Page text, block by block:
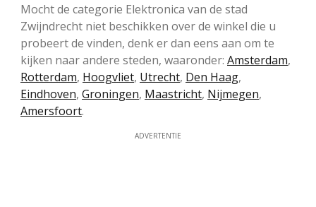
Mocht de categorie Elektronica van de stad
Zwijndrecht niet beschikken over de winkel die u
probeert de vinden, denk er dan eens aan om te
kijken naar andere steden, waaronder: Amsterdam,
Rotterdam, Hoogvliet, Utrecht, Den Haag,
Eindhoven, Groningen, Maastricht, Nijmegen,
Amersfoort.
ADVERTENTIE